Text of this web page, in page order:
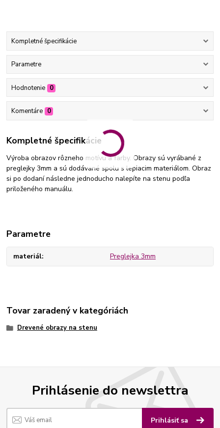
Kompletné špecifikácie
Parametre
Hodnotenie 0
Komentáre 0
Kompletné špecifikácie
Výroba obrazov rôzneho motívu a farby. Obrazy sú vyrábané z
preglejky 3mm a sú dodávané spolu s lepiacim materiálom. Obraz
si po dodaní následne jednoducho nalepíte na stenu podľa
priloženého manuálu.
Parametre
materiál Preglejka 3mm
Tovar zaradený v kategóriách
Drevené obrazy na stenu
Prihlásenie do newslettra
Prihlásiť sa